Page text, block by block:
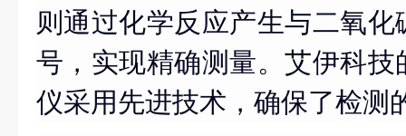
则通过化学反应产生与二氧
号，实现精确测量。艾伊科
仪采用先进技术，确保了检测